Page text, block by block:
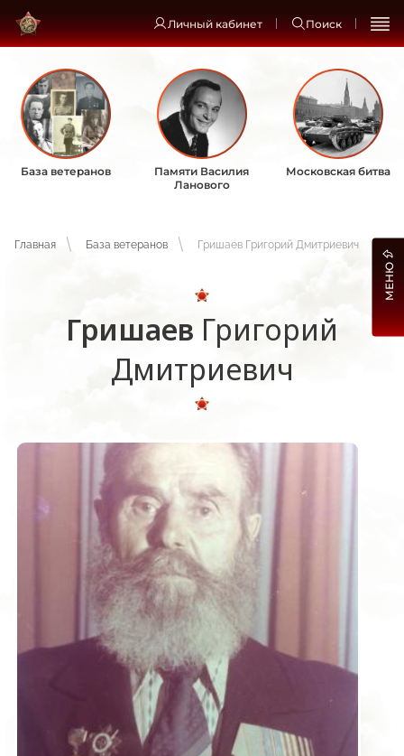
Личный кабинет Поиск
База ветеранов
Памяти Василия
Ланового
Московская битва
Главная База ветеранов Гришаев Григорий Дмитриевич
Гришаев Григорий
Дмитриевич
МЕНЮ